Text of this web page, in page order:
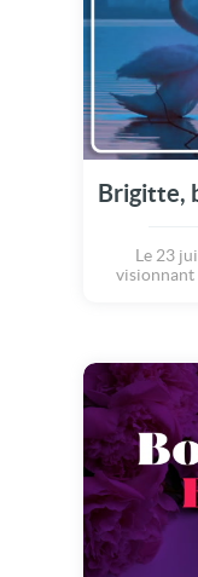
Brigitte,
Le 23
visionnant